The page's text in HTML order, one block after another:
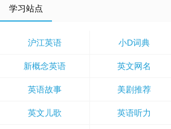
学习站点
沪江英语 小D词典
新概念英语 英文网名
英语故事 美剧推荐
英文儿歌 英语听力